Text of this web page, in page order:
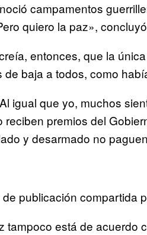
campamentos
quiero la paz»,
entonces, que la
de baja a todos, como
igual que yo, muchos
reciben premios del
y desarmado no
publicación compartida
tampoco está de acuerdo